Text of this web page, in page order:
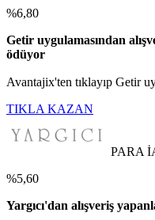
%6,80
Getir uygulamasından
ödüyor
Avantajix'ten tıklayıp Getir
TIKLA KAZAN
PARA
%5,60
Yargıcı'dan alışveriş